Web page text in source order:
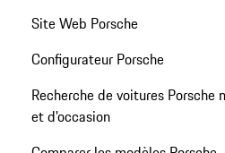
Site Web Porsche
Configurateur Porsche
Recherche de voitures Porsche
et d'occasion